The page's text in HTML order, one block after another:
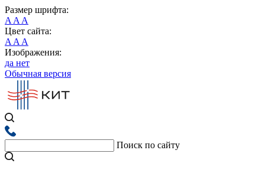
Размер шрифта:
A A A
Цвет сайта:
A A A
Изображения:
да нет
Обычная версия
Поиск по сайту